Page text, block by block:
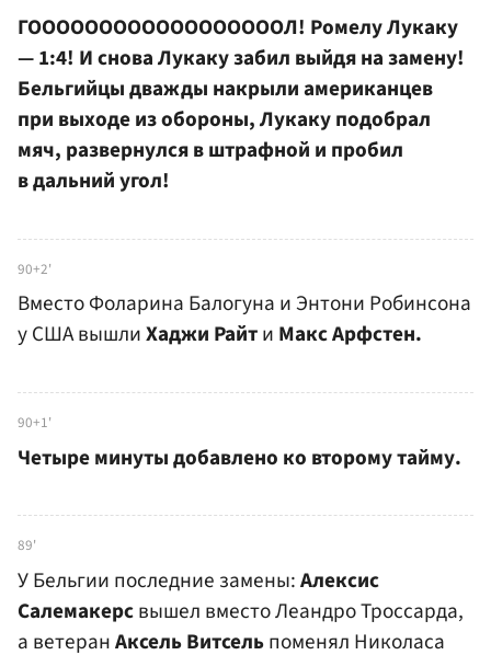
ГООООООООООООООООООЛ! Ромелу Лукаку
— 1:4! И снова Лукаку забил выйдя на замену!
Бельгийцы дважды накрыли американцев
при выходе из обороны, Лукаку подобрал
мяч, развернулся в штрафной и пробил
в дальний угол!
90+2'
Вместо Фоларина Балогуна и Энтони Робинсона
у США вышлиХаджи Райти Макс Арфстен.
90+1'
Четыре минуты добавлено ко второму тайму.
89'
У Бельгии последние замены:Алексис
Салемакерсвышел вместо Леандро Троссарда,
а ветеранАксель Витсельпоменял Николаса